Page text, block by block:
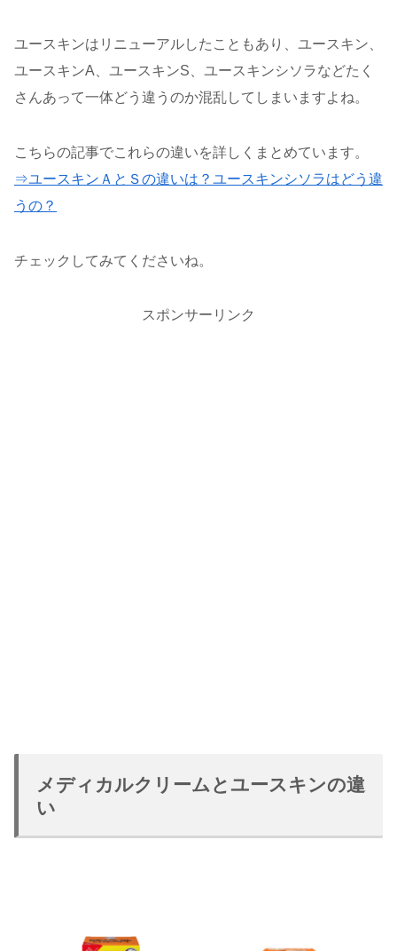
ユースキンはリニューアルしたこともあり、ユースキン、
ユースキンA、ユースキンS、ユースキンシソラなどたく
さんあって一体どう違うのか混乱してしまいますよね。
こちらの記事でこれらの違いを詳しくまとめています。
⇒ユースキンＡとＳの違いは？ユースキンシソラはどう違
うの？
チェックしてみてくださいね。
スポンサーリンク
メディカルクリームとユースキンの違
い